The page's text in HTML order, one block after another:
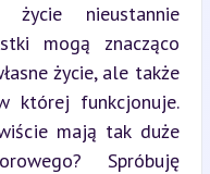
nieustannie
mogą znacząco
życie, ale także
której funkcjonuje.
mają tak duże
Spróbuję